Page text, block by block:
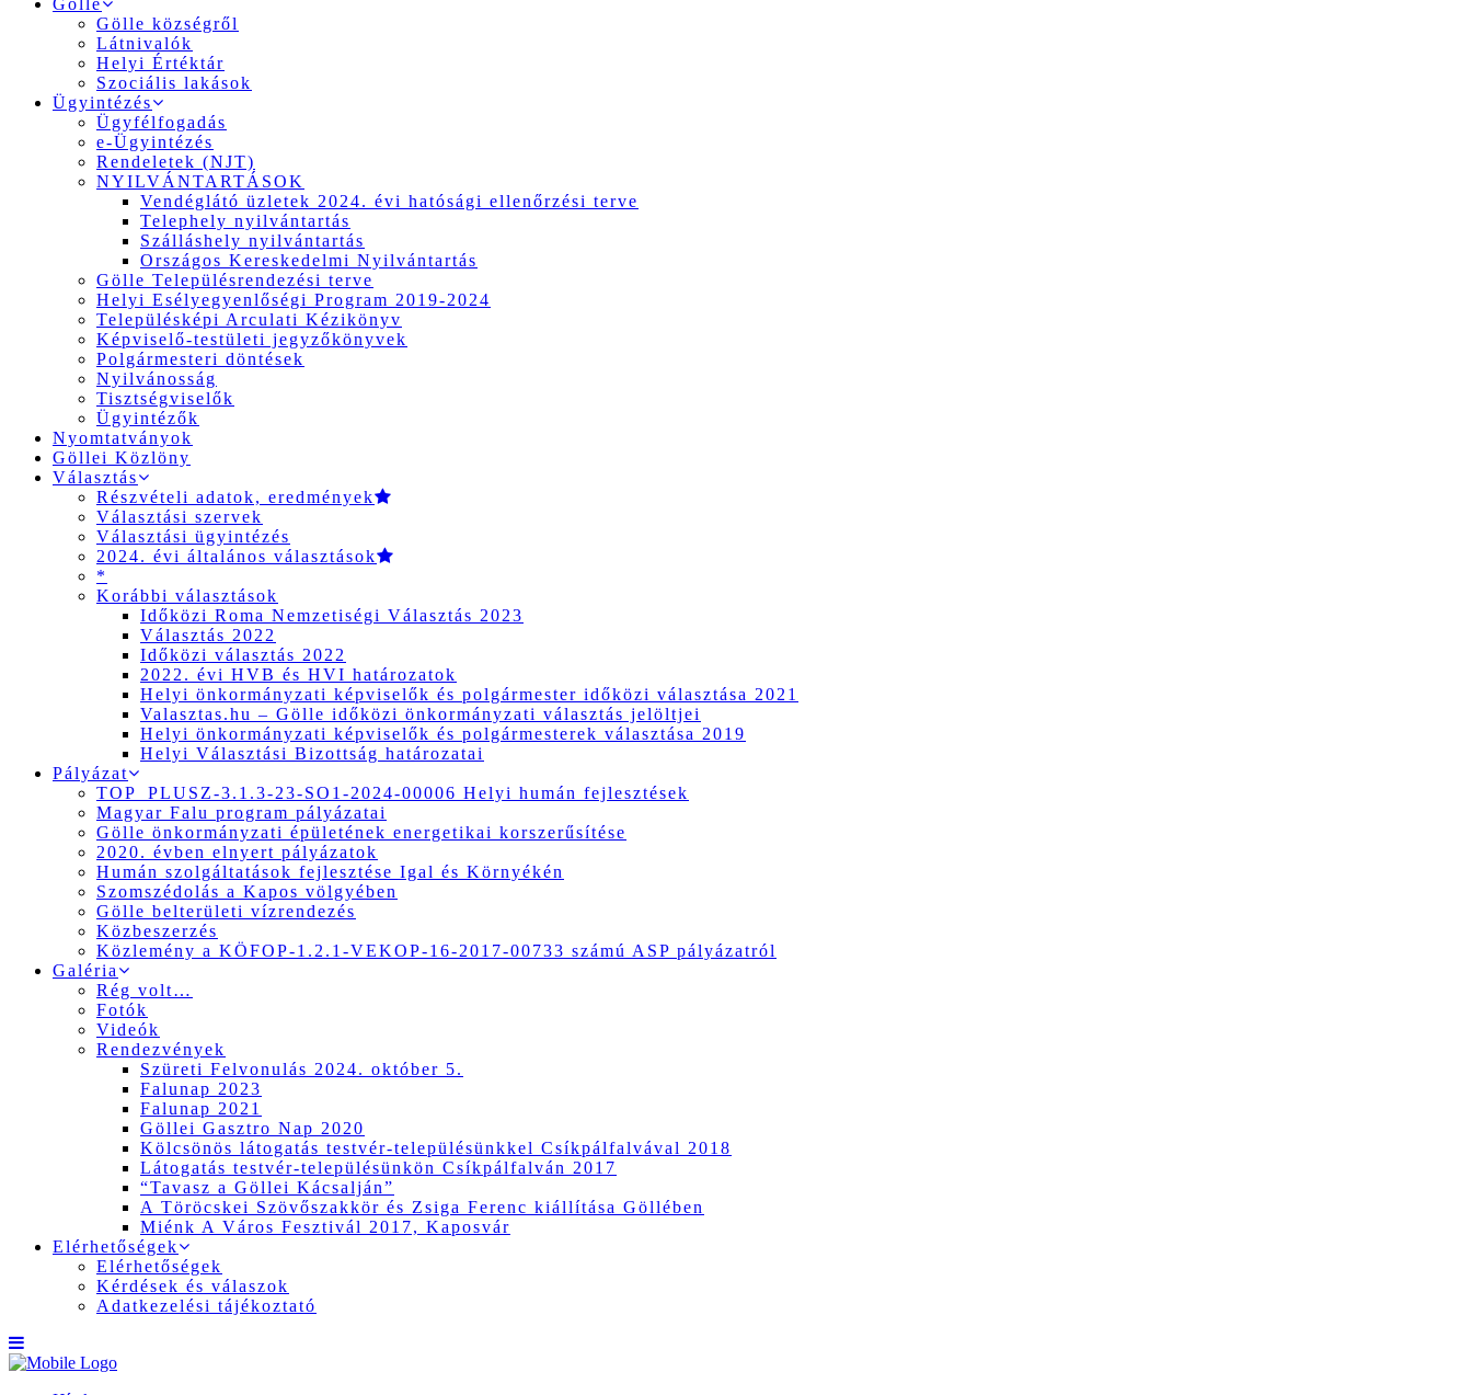
Gölle
Gölle községről
Látnivalók
Helyi Értéktár
Szociális lakások
Ügyintézés
Ügyfélfogadás
e-Ügyintézés
Rendeletek (NJT)
NYILVÁNTARTÁSOK
Vendéglátó üzletek 2024. évi hatósági ellenőrzési terve
Telephely nyilvántartás
Szálláshely nyilvántartás
Országos Kereskedelmi Nyilvántartás
Gölle Településrendezési terve
Helyi Esélyegyenlőségi Program 2019-2024
Településképi Arculati Kézikönyv
Képviselő-testületi jegyzőkönyvek
Polgármesteri döntések
Nyilvánosság
Tisztségviselők
Ügyintézők
Nyomtatványok
Göllei Közlöny
Választás
Részvételi adatok, eredmények
Választási szervek
Választási ügyintézés
2024. évi általános választások
*
Korábbi választások
Időközi Roma Nemzetiségi Választás 2023
Választás 2022
Időközi választás 2022
2022. évi HVB és HVI határozatok
Helyi önkormányzati képviselők és polgármester időközi választása 2021
Valasztas.hu – Gölle időközi önkormányzati választás jelöltjei
Helyi önkormányzati képviselők és polgármesterek választása 2019
Helyi Választási Bizottság határozatai
Pályázat
TOP_PLUSZ-3.1.3-23-SO1-2024-00006 Helyi humán fejlesztések
Magyar Falu program pályázatai
Gölle önkormányzati épületének energetikai korszerűsítése
2020. évben elnyert pályázatok
Humán szolgáltatások fejlesztése Igal és Környékén
Szomszédolás a Kapos völgyében
Gölle belterületi vízrendezés
Közbeszerzés
Közlemény a KÖFOP-1.2.1-VEKOP-16-2017-00733 számú ASP pályázatról
Galéria
Rég volt…
Fotók
Videók
Rendezvények
Szüreti Felvonulás 2024. október 5.
Falunap 2023
Falunap 2021
Göllei Gasztro Nap 2020
Kölcsönös látogatás testvér-településünkkel Csíkpálfalvával 2018
Látogatás testvér-településünkön Csíkpálfalván 2017
“Tavasz a Göllei Kácsalján”
A Töröcskei Szövőszakkör és Zsiga Ferenc kiállítása Göllében
Miénk A Város Fesztivál 2017, Kaposvár
Elérhetőségek
Elérhetőségek
Kérdések és válaszok
Adatkezelési tájékoztató